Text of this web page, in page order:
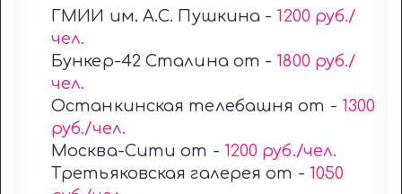
ГМИИ им. А.С. Пушкина - 1200 руб./
чел.
Бункер-42 Сталина от - 1800 руб./
чел.
Останкинская телебашня от - 1300
руб./чел.
Москва-Сити от - 1200 руб./чел.
Третьяковская галерея от - 1050